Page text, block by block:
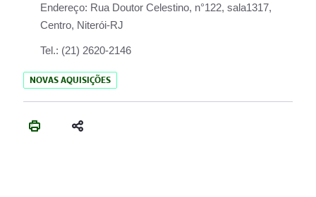
Endereço: Rua Doutor Celestino, n°122, sala1317,
Centro, Niterói-RJ
Tel.: (21) 2620-2146
NOVAS AQUISIÇÕES